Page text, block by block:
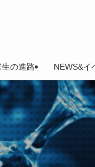
の進路 NEWS&イ